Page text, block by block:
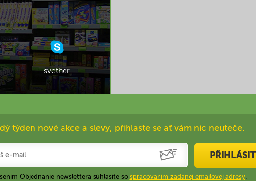
svether
týden nové akce a slevy, přihlaste se ať vám nic neuteče.
PŘIHLÁSIT
Objednanie newslettera súhlasíte so spracovaním zadanej emailovej adresy.